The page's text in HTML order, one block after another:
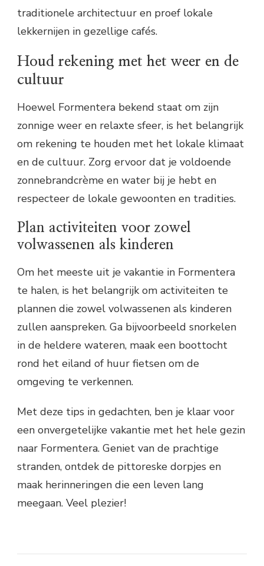
traditionele architectuur en proef lokale
lekkernijen in gezellige cafés.
Houd rekening met het weer en de
cultuur
Hoewel Formentera bekend staat om zijn
zonnige weer en relaxte sfeer, is het belangrijk
om rekening te houden met het lokale klimaat
en de cultuur. Zorg ervoor dat je voldoende
zonnebrandcrème en water bij je hebt en
respecteer de lokale gewoonten en tradities.
Plan activiteiten voor zowel
volwassenen als kinderen
Om het meeste uit je vakantie in Formentera
te halen, is het belangrijk om activiteiten te
plannen die zowel volwassenen als kinderen
zullen aanspreken. Ga bijvoorbeeld snorkelen
in de heldere wateren, maak een boottocht
rond het eiland of huur fietsen om de
omgeving te verkennen.
Met deze tips in gedachten, ben je klaar voor
een onvergetelijke vakantie met het hele gezin
naar Formentera. Geniet van de prachtige
stranden, ontdek de pittoreske dorpjes en
maak herinneringen die een leven lang
meegaan. Veel plezier!